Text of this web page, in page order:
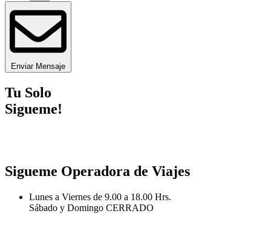
Enviar Mensaje
Tu Solo
Sigueme!
Sigueme Operadora de Viajes
Lunes a Viernes de 9.00 a 18.00 Hrs.
Sábado y Domingo CERRADO